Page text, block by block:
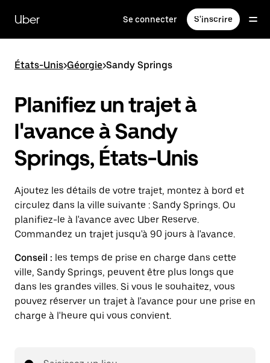
contenu
principal
Uber Se connecter S'inscrire
États-Unis>Géorgie>Sandy Springs
Planifiez un trajet à
l'avance à Sandy
Springs, États-Unis
Ajoutez les détails de votre trajet, montez à bord et
circulez dans la ville suivante : Sandy Springs. Ou
planifiez-le à l'avance avec Uber Reserve.
Commandez un trajet jusqu'à 90 jours à l'avance.
Conseil : les temps de prise en charge dans cette
ville, Sandy Springs, peuvent être plus longs que
dans les grandes villes. Si vous le souhaitez, vous
pouvez réserver un trajet à l'avance pour une prise en
charge à l'heure qui vous convient.